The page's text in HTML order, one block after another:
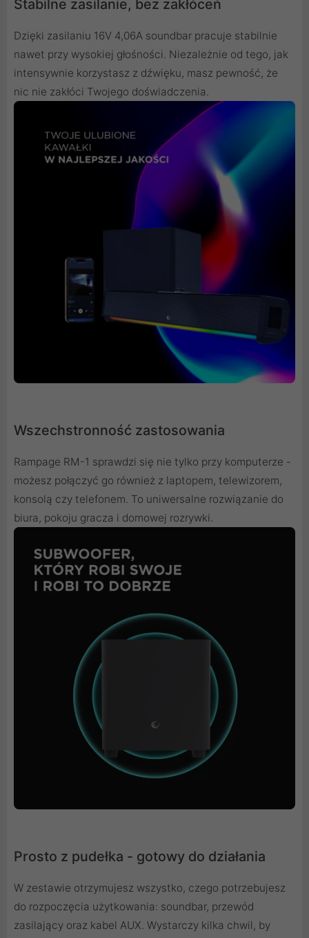
Stabilne zasilanie, bez zakłóceń
Dzięki zasilaniu 16V 4,06A soundbar pracuje stabilnie
nawet przy wysokiej głośności. Niezależnie od tego, jak
intensywnie korzystasz z dźwięku, masz pewność, że
nic nie zakłóci Twojego doświadczenia.
Wszechstronność zastosowania
Rampage RM-1 sprawdzi się nie tylko przy komputerze -
możesz połączyć go również z laptopem, telewizorem,
konsolą czy telefonem. To uniwersalne rozwiązanie do
biura, pokoju gracza i domowej rozrywki.
Prosto z pudełka - gotowy do działania
W zestawie otrzymujesz wszystko, czego potrzebujesz
do rozpoczęcia użytkowania: soundbar, przewód
zasilający oraz kabel AUX. Wystarczy kilka chwil, by